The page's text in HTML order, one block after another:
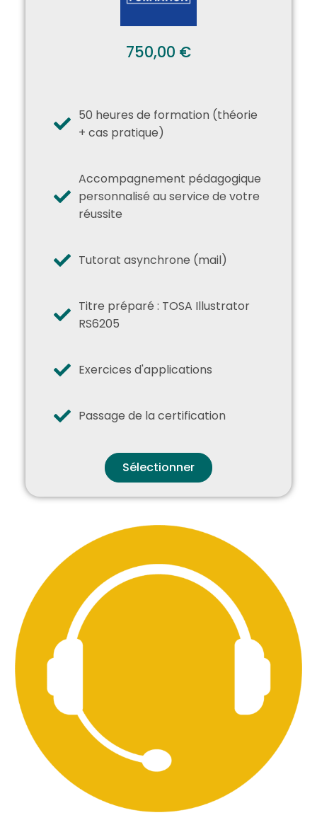
750,00 €
50 heures de formation (théorie
+ cas pratique)
Accompagnement pédagogique
personnalisé au service de votre
réussite
Tutorat asynchrone (mail)
Titre préparé : TOSA Illustrator
RS6205
Exercices d'applications
Passage de la certification
Sélectionner